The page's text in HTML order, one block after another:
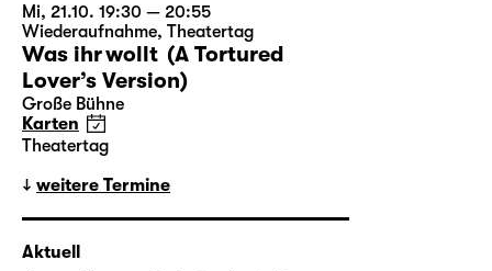
Mi, 21.10. 19:30 — 20:55
Wiederaufnahme, Theatertag
Was ihr wollt (A Tortured
Lover’s Version)
Große Bühne
Karten
Theatertag
weitere Termine
Aktuell